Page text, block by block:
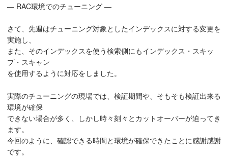
— RAC環境でのチューニング —
さて、先週はチューニング対象としたインデックスに対する変更を
実施し、
また、そのインデックスを使う検索側にもインデックス・スキッ
プ・スキャン
を使用するように対応をしました。
実際のチューニングの現場では、検証期間や、そもそも検証出来る
環境が確保
できない場合が多く、しかし時々刻々とカットオーバーが迫ってき
ます。
今回のように、確認できる時間と環境が確保できたことに感謝感謝
です。